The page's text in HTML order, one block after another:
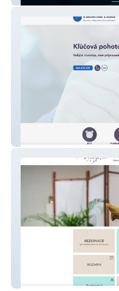
Zamočník Žilina
Studio Yoga Mija